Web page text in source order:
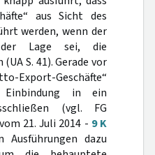
aus Sicht des
werden, wenn der
Lage sei, die
S. 41). Gerade vor
Export-Geschäfte“
in ein
(vgl. FG
21. Juli 2014 - 9 K
Ausführungen dazu